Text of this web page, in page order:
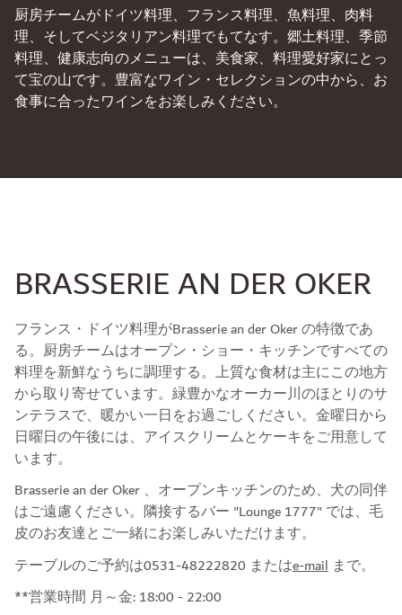
厨房チームがドイツ料理、フランス料理、魚料理、肉料
理、そしてベジタリアン料理でもてなす。郷土料理、季節
料理、健康志向のメニューは、美食家、料理愛好家にとっ
て宝の山です。豊富なワイン・セレクションの中から、お
食事に合ったワインをお楽しみください。
BRASSERIE AN DER OKER
フランス・ドイツ料理がBrasserie an der Oker の特徴であ
る。厨房チームはオープン・ショー・キッチンですべての
料理を新鮮なうちに調理する。上質な食材は主にこの地方
から取り寄せています。緑豊かなオーカー川のほとりのサ
ンテラスで、暖かい一日をお過ごしください。金曜日から
日曜日の午後には、アイスクリームとケーキをご用意して
います。
Brasserie an der Oker 、オープンキッチンのため、犬の同伴
はご遠慮ください。隣接するバー "Lounge 1777" では、毛
皮のお友達とご一緒にお楽しみいただけます。
テーブルのご予約は0531-48222820 またはe-mail まで。
**営業時間 月～金: 18:00 - 22:00